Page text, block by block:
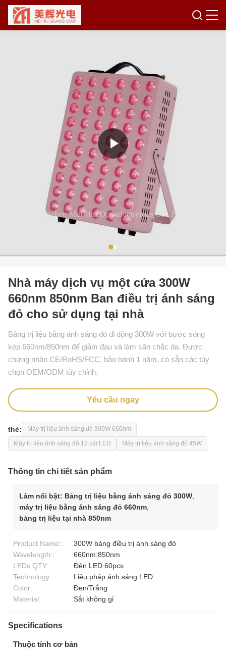
Nhà máy dịch vụ một cửa 300W
660nm 850nm Ban điều trị ánh sáng
đỏ cho sử dụng tại nhà
Bảng trị liệu bằng ánh sáng đỏ di động 300W với bước sóng
kép 660nm/850nm để giảm đau và làm săn chắc da. Được
chứng nhận CE/RoHS/FCC, bảo hành 1 năm, có sẵn các tùy
chọn OEM/ODM tùy chỉnh.
Yêu cầu ngay
thẻ: Máy trị liệu ánh sáng đỏ 300W 660nm
Máy trị liệu ánh sáng đỏ 12 cái LED Máy trị liệu ánh sáng đỏ 45W
Thông tin chi tiết sản phẩm
Làm nổi bật: Bảng trị liệu bằng ánh sáng đỏ 300W
máy trị liệu bằng ánh sáng đỏ 660nm
bảng trị liệu tại nhà 850nm
Product Name::
300W bảng điều trị ánh sáng đỏ
Wavelength::
660nm:850nm
LEDs QTY::
Đèn LED 60pcs
Technology::
Liệu pháp ánh sáng LED
Color:
Đen/Trắng
Material:
Sắt không gỉ
Specifications
Thuộc tính cơ bản